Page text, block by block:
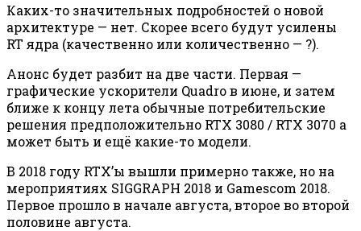
Каких-то значительных подробностей о новой
архитектуре — нет. Скорее всего будут усилены
RT ядра (качественно или количественно — ?).
Анонс будет разбит на две части. Первая —
графические ускорители Quadro в июне, и затем
ближе к концу лета обычные потребительские
решения предположительно RTX 3080 / RTX 3070 а
может быть и ещё какие-то модели.
В 2018 году RTX’ы вышли примерно также, но на
мероприятиях SIGGRAPH 2018 и Gamescom 2018.
Первое прошло в начале августа, второе во второй
половине августа.